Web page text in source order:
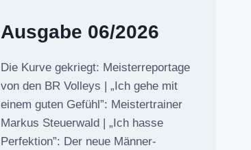
Ausgabe 06/2026
Die Kurve gekriegt: Meisterreportage
von den BR Volleys | „Ich gehe mit
einem guten Gefühl”: Meistertrainer
Markus Steuerwald | „Ich hasse
Perfektion”: Der neue Männer-